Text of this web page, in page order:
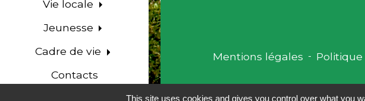
Vie locale
Jeunesse
Cadre de vie
Contacts
Mentions légales -
This site uses cookies and gives you control over what you